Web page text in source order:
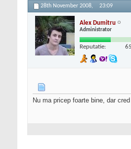
28th November 2008, 23:09
Alex Dumitru
Administrator
Reputatie: 65
Nu ma pricep foarte bine, dar